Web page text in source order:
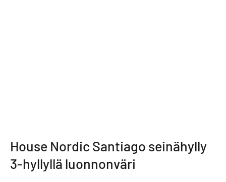
House Nordic Santiago seinähylly
3-hyllyllä luonnonväri